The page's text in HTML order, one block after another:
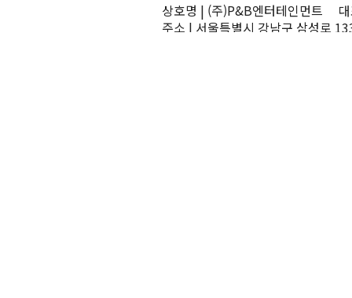
상호명 | (주)P&B엔터테인먼트
주소 | 서울특별시 강남구 삼성로